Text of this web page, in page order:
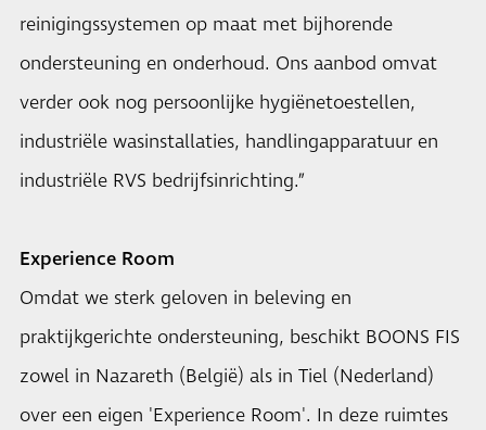
reinigingssystemen op maat met bijhorende
ondersteuning en onderhoud. Ons aanbod omvat
verder ook nog persoonlijke hygiënetoestellen,
industriële wasinstallaties, handlingapparatuur en
industriële RVS bedrijfsinrichting.”
Experience Room
Omdat we sterk geloven in beleving en
praktijkgerichte ondersteuning, beschikt BOONS FIS
zowel in Nazareth (België) als in Tiel (Nederland)
over een eigen 'Experience Room'. In deze ruimtes